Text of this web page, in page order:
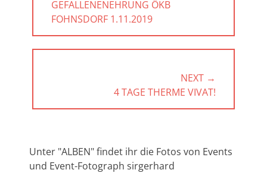
PREVIOUS
POST:
GEFALLENENEHRUNG ÖKB
FOHNSDORF 1.11.2019
NEXT →
POST:
4 TAGE THERME VIVAT!
Unter "ALBEN" findet ihr die Fotos von Events
und Event-Fotograph sirgerhard